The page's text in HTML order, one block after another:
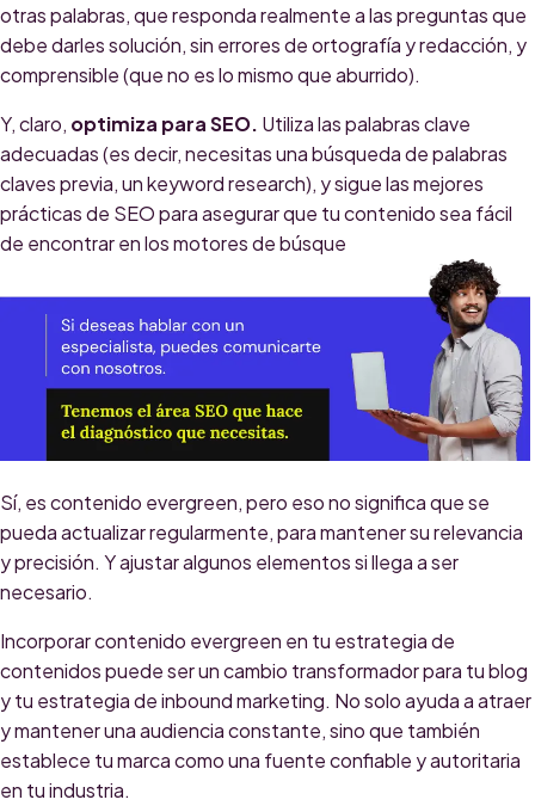
otras palabras, que responda realmente a las preguntas que
debe darles solución, sin errores de ortografía y redacción, y
comprensible (que no es lo mismo que aburrido).
Y, claro, optimiza para SEO. Utiliza las palabras clave
adecuadas (es decir, necesitas una búsqueda de palabras
claves previa, un keyword research), y sigue las mejores
prácticas de SEO para asegurar que tu contenido sea fácil
de encontrar en los motores de búsque
Sí, es contenido evergreen, pero eso no significa que se
pueda actualizar regularmente, para mantener su relevancia
y precisión. Y ajustar algunos elementos si llega a ser
necesario.
Incorporar contenido evergreen en tu estrategia de
contenidos puede ser un cambio transformador para tu blog
y tu estrategia de inbound marketing. No solo ayuda a atraer
y mantener una audiencia constante, sino que también
establece tu marca como una fuente confiable y autoritaria
en tu industria.